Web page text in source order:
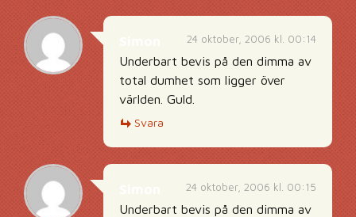
24 oktober, 2006 kl. 00:14
Underbart bevis på den dimma av
total dumhet som ligger över
världen. Guld.
Svara
24 oktober, 2006 kl. 00:15
Underbart bevis på den dimma av